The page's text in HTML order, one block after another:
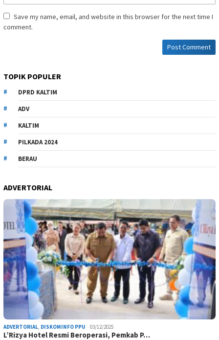
Save my name, email, and website in this browser for the next time I
comment.
TOPIK POPULER
DPRD KALTIM
ADV
KALTIM
PILKADA 2024
BERAU
ADVERTORIAL
ADVERTORIAL DISKOMINFO PPU 03/12/2025
L’Rizya Hotel Resmi Beroperasi, Pemkab P…